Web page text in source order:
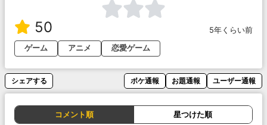
50
5年くらい前
ゲーム
アニメ 恋愛ゲーム
シェアする ボケ通報 お題通報 ユーザー通報
コメント順 星つけた順